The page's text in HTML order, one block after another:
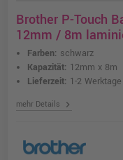
Brother P-Touch
12mm / 8m
Farben: schwarz
Kapazität: 12mm x 8m
Lieferzeit: 1-2 Werktage
mehr Details chevron_right